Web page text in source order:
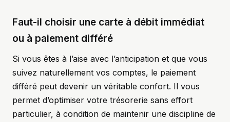
Faut-il choisir une carte à débit immédiat
ou à paiement différé
Si vous êtes à l’aise avec l’anticipation et que vous
suivez naturellement vos comptes, le paiement
différé peut devenir un véritable confort. Il vous
permet d’optimiser votre trésorerie sans effort
particulier, à condition de maintenir une discipline de